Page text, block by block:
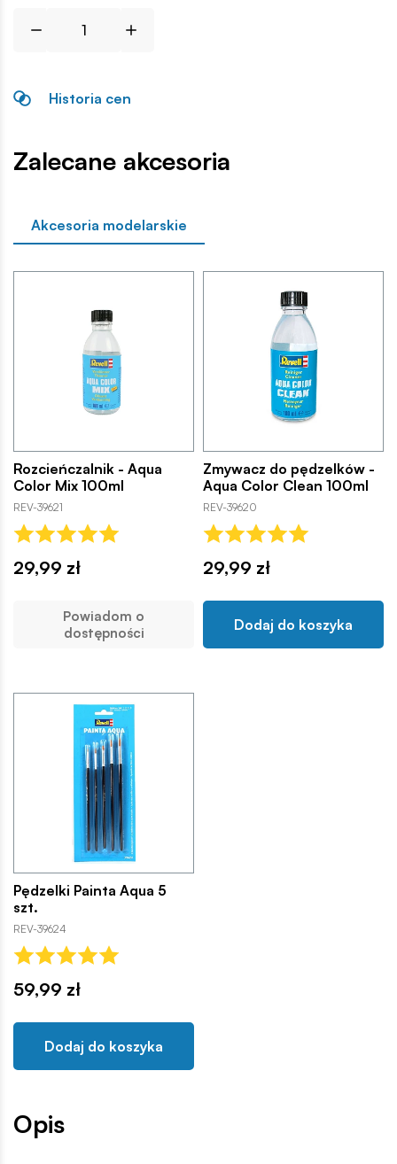
Historia cen
Zalecane akcesoria
Akcesoria modelarskie
Rozcieńczalnik - Aqua
Color Mix 100ml
REV-39621
29,99 zł
Powiadom o
dostępności
Zmywacz do pędzelków -
Aqua Color Clean 100ml
REV-39620
29,99 zł
Dodaj do koszyka
Pędzelki Painta Aqua 5
szt.
REV-39624
59,99 zł
Dodaj do koszyka
Opis